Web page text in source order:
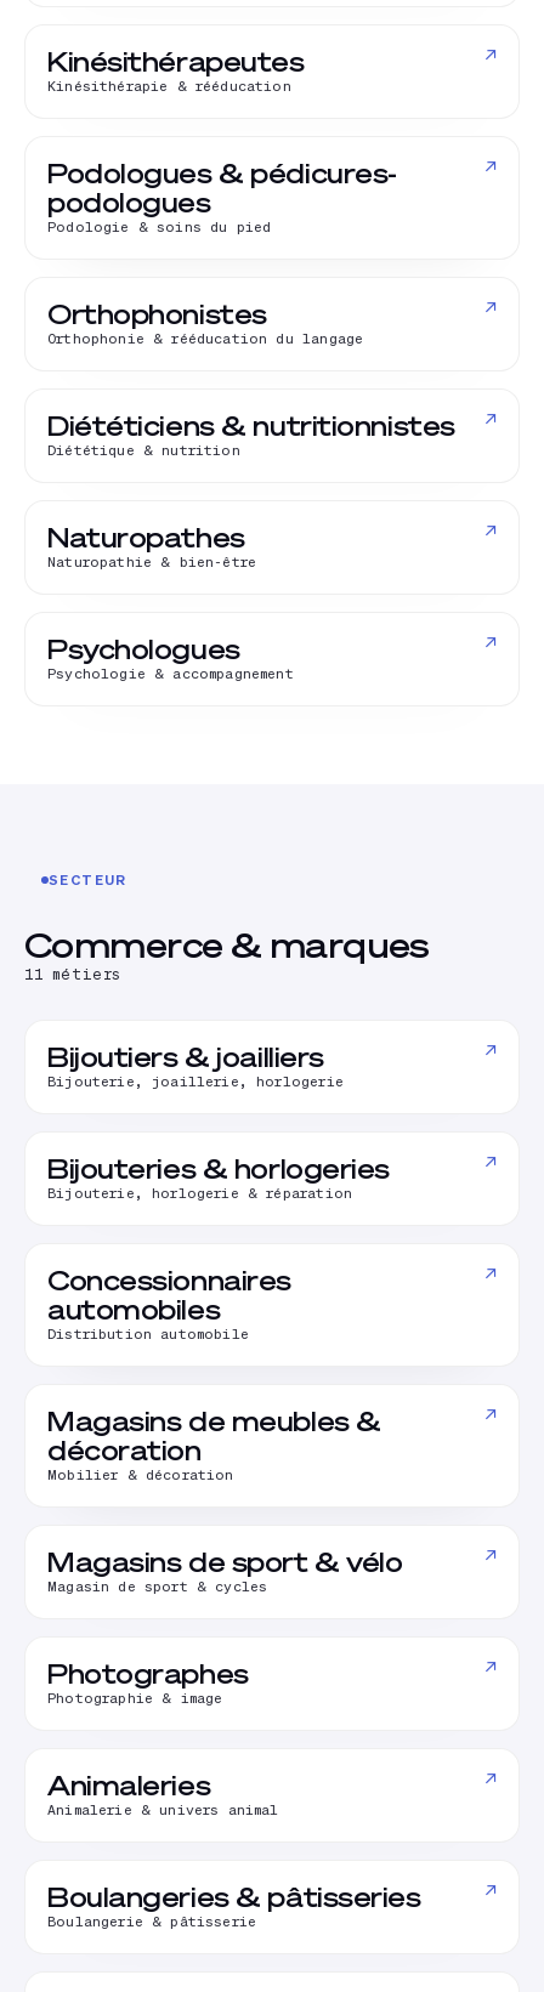
Kinésithérapeutes
Kinésithérapie & rééducation
↗
Podologues & pédicures-
podologues
Podologie & soins du pied
↗
Orthophonistes
Orthophonie & rééducation du langage
↗
Diététiciens & nutritionnistes
Diététique & nutrition
↗
Naturopathes
Naturopathie & bien-être
↗
Psychologues
Psychologie & accompagnement
↗
SECTEUR
Commerce & marques
11 métiers
Bijoutiers & joailliers
Bijouterie, joaillerie, horlogerie
↗
Bijouteries & horlogeries
Bijouterie, horlogerie & réparation
↗
Concessionnaires
automobiles
Distribution automobile
↗
Magasins de meubles &
décoration
Mobilier & décoration
↗
Magasins de sport & vélo
Magasin de sport & cycles
↗
Photographes
Photographie & image
↗
Animaleries
Animalerie & univers animal
↗
Boulangeries & pâtisseries
Boulangerie & pâtisserie
↗